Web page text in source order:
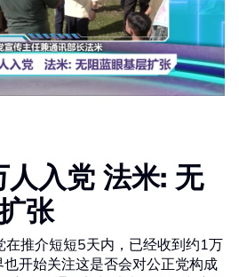
人入党 法米: 无
张
在推介短短5天内，已经收到约1万
开始关注这是否会对公正党构成